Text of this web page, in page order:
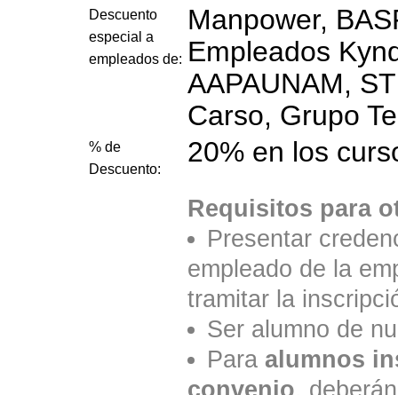
Descuento
especial a
empleados de:
Manpower,
Empleados
AAPAUNAM,
Carso, Grupo
% de
Descuento:
20% en los
Requisitos para
Presentar
empleado de la
tramitar la
Ser alumno de
Para alumnos
convenio,